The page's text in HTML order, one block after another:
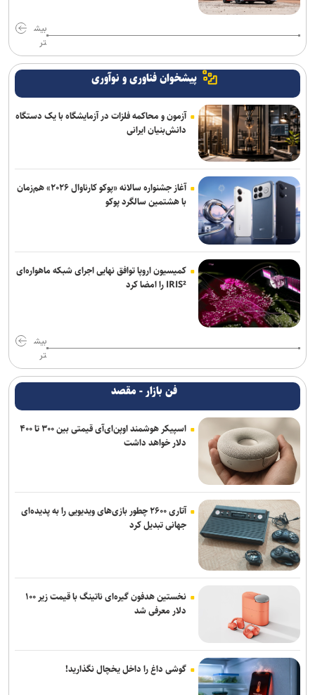
بیش
تر
پیشخوان فناوری و نوآوری
آزمون و محاکمه فلزات در آزمایشگاه با یک دستگاه
دانش‌بنیان ایرانی
آغاز جشنواره سالانه «پوکو کارناوال ۲۰۲۶» هم‌زمان
با هشتمین سالگرد پوکو
کمیسیون اروپا توافق نهایی اجرای شبکه ماهواره‌ای
IRIS² را امضا کرد
بیش
تر
فن بازار - مقصد
اسپیکر هوشمند اوپن‌ای‌آی قیمتی بین ۳۰۰ تا ۴۰۰
دلار خواهد داشت
آتاری ۲۶۰۰ چطور بازی‌های ویدیویی را به پدیده‌ای
جهانی تبدیل کرد
نخستین هدفون گیره‌ای ناتینگ با قیمت زیر ۱۰۰
دلار معرفی شد
گوشی داغ را داخل یخچال نگذارید!